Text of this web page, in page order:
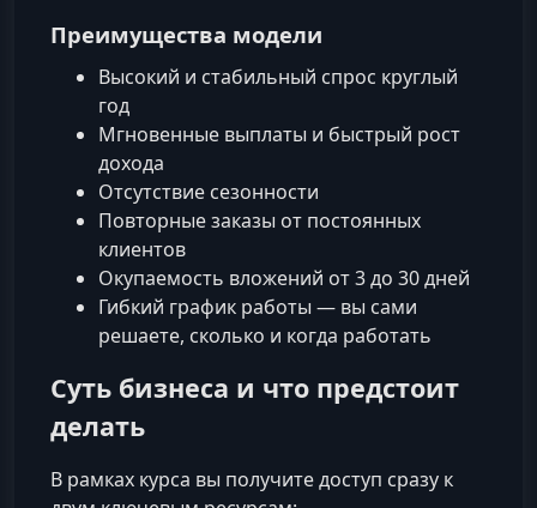
Преимущества модели
Высокий и стабильный спрос круглый
год
Мгновенные выплаты и быстрый рост
дохода
Отсутствие сезонности
Повторные заказы от постоянных
клиентов
Окупаемость вложений от 3 до 30 дней
Гибкий график работы — вы сами
решаете, сколько и когда работать
Суть бизнеса и что предстоит
делать
В рамках курса вы получите доступ сразу к